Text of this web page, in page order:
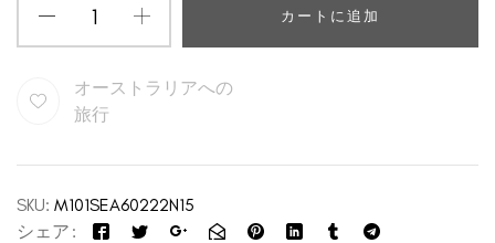
カートに追加
オーストラリアへの
旅行
SKU: M101SEA60222N15
シェア